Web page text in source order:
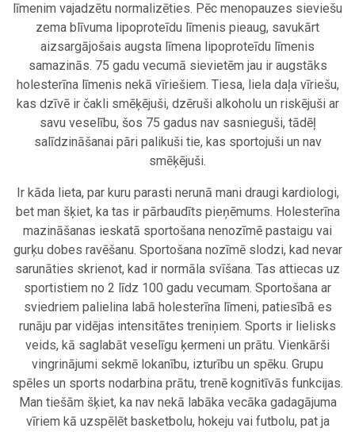
līmenim vajadzētu normalizēties. Pēc menopauzes sieviešu
zema blīvuma lipoproteīdu līmenis pieaug, savukārt
aizsargājošais augsta līmena lipoproteīdu līmenis
samazinās. 75 gadu vecumā sievietēm jau ir augstāks
holesterīna līmenis nekā vīriešiem. Tiesa, liela daļa vīriešu,
kas dzīvē ir čakli smēķējuši, dzēruši alkoholu un riskējuši ar
savu veselību, šos 75 gadus nav sasnieguši, tādēļ
salīdzināšanai pāri palikuši tie, kas sportojuši un nav
smēķējuši.
Ir kāda lieta, par kuru parasti nerunā mani draugi kardiologi,
bet man šķiet, ka tas ir pārbaudīts pieņēmums. Holesterīna
mazināšanas ieskatā sportošana nenozīmē pastaigu vai
gurķu dobes ravēšanu. Sportošana nozīmē slodzi, kad nevar
sarunāties skrienot, kad ir normāla svīšana. Tas attiecas uz
sportistiem no 2 līdz 100 gadu vecumam. Sportošana ar
sviedriem palielina labā holesterīna līmeni, patiesībā es
runāju par vidējas intensitātes treniņiem. Sports ir lielisks
veids, kā saglabāt veselīgu ķermeni un prātu. Vienkārši
vingrinājumi sekmē lokanību, izturību un spēku. Grupu
spēles un sports nodarbina prātu, trenē kognitīvās funkcijas.
Man tiešām šķiet, ka nav nekā labāka vecāka gadagājuma
vīriem kā uzspēlēt basketbolu, hokeju vai futbolu, pat ja